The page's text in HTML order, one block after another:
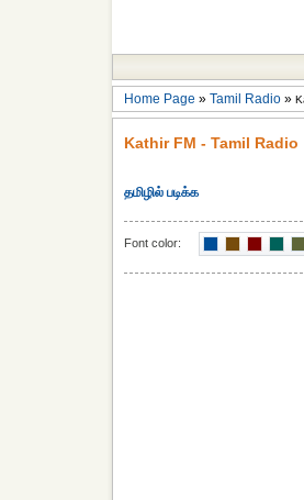
Home Page » Tamil Radio »
Kathir FM - Tamil Radio
தமிழில் படிக்க
Font color: